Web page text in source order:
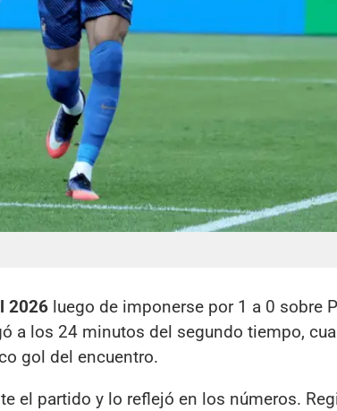
2026 luego de imponerse por 1 a 0 sobre
a los 24 minutos del segundo tiempo,
gol del encuentro.
el partido y lo reflejó en los números.